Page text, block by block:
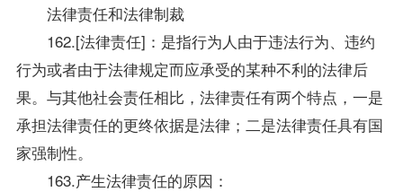
法律责任和法律制裁
162.[法律责任]：是指行为人由于违法行为、违约
行为或者由于法律规定而应承受的某种不利的法律后
果。与其他社会责任相比，法律责任有两个特点，一是
承担法律责任的更终依据是法律；二是法律责任具有国
家强制性。
163.产生法律责任的原因：